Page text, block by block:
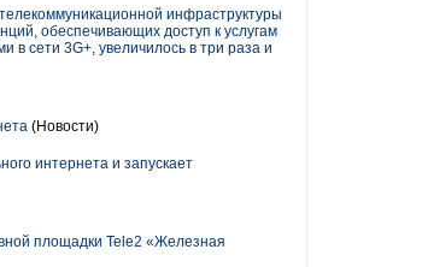
инфраструктуры
обеспечивающих доступ к услугам
в сети 3G+, увеличилось в три раза и
(Новости)
интернета и запускает
площадки Tele2 «Железная